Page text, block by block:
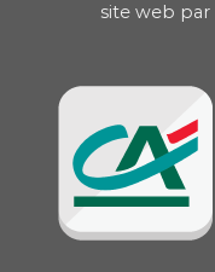
site web par